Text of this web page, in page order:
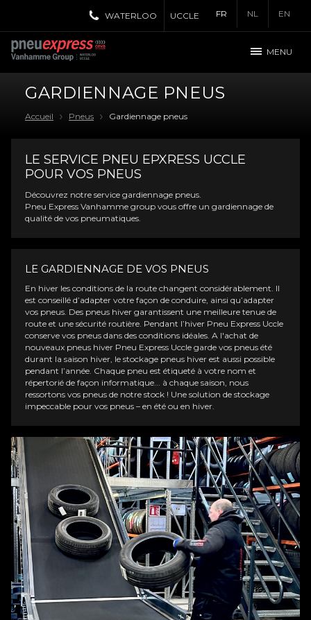
FR NL EN
WATERLOO UCCLE
MENU
GARDIENNAGE PNEUS
Accueil Pneus Gardiennage pneus
LE SERVICE PNEU EPXRESS UCCLE
POUR VOS PNEUS
Découvrez notre service gardiennage pneus.
Pneu Express Vanhamme group vous offre un gardiennage de
qualité de vos pneumatiques.
LE GARDIENNAGE DE VOS PNEUS
En hiver les conditions de la route changent considérablement. Il
est conseillé d’adapter votre façon de conduire, ainsi qu’adapter
vos pneus. Des pneus hiver garantissent une meilleure tenue de
route et une sécurité routière. Pendant l’hiver Pneu Express Uccle
conserve vos pneus dans des conditions idéales. A l'achat de
nouveaux pneus hiver Pneu Express Uccle garde vos pneus été
durant la saison hiver, le stockage pneus hiver est aussi possible
pendant l’année. Chaque pneu est étiqueté à votre nom et
répertorié de façon informatique... à chaque saison, nous
ressortons vos pneus de notre stock ! Une solution de stockage
impeccable pour vos pneus – en été ou en hiver.